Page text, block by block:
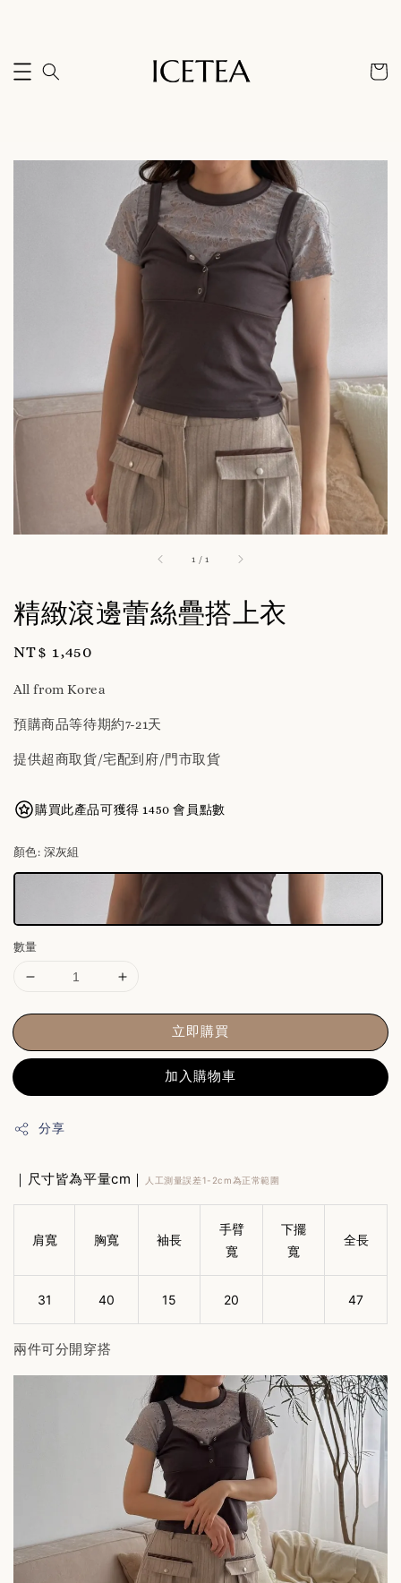
1 /1
精緻滾邊蕾絲疊搭上衣
Regular
NT$ 1,450
All from Korea
預購商品等待期約7-21天
提供超商取貨/宅配到府/門市取貨
購買此產品可獲得 1450 會員點數
顏色: 深灰組
數量
立即購買
加入購物車
分享
｜尺寸皆為平量cm｜ 人工測量誤差1-2cm為正常範圍
肩寬 胸寬 袖長
手臂
寬
下擺
寬
全長
31 40 15 20 47
兩件可分開穿搭